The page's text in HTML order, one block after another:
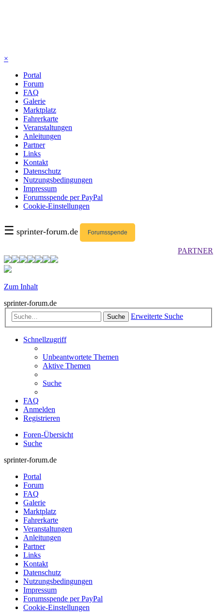
×
Portal
Forum
FAQ
Galerie
Marktplatz
Fahrerkarte
Veranstaltungen
Anleitungen
Partner
Links
Kontakt
Datenschutz
Nutzungsbedingungen
Impressum
Forumsspende per PayPal
Cookie-Einstellungen
☰ sprinter-forum.de Forumsspende
PARTNER
Zum Inhalt
sprinter-forum.de
Suche Erweiterte Suche
Schnellzugriff
Unbeantwortete Themen
Aktive Themen
Suche
FAQ
Anmelden
Registrieren
Foren-Übersicht
Suche
sprinter-forum.de
Portal
Forum
FAQ
Galerie
Marktplatz
Fahrerkarte
Veranstaltungen
Anleitungen
Partner
Links
Kontakt
Datenschutz
Nutzungsbedingungen
Impressum
Forumsspende per PayPal
Cookie-Einstellungen